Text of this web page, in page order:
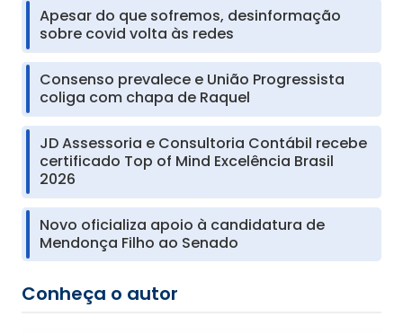
Apesar do que sofremos, desinformação
sobre covid volta às redes
Consenso prevalece e União Progressista
coliga com chapa de Raquel
JD Assessoria e Consultoria Contábil recebe
certificado Top of Mind Excelência Brasil
2026
Novo oficializa apoio à candidatura de
Mendonça Filho ao Senado
Conheça o autor